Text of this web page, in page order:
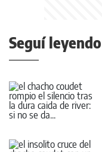
Seguí leyendo